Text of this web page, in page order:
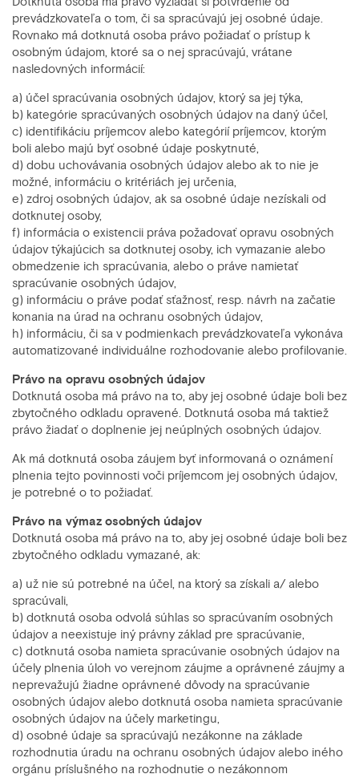
prevádzkovateľa o tom, či sa spracúvajú jej osobné údaje.
Rovnako má dotknutá osoba právo požiadať o prístup k
osobným údajom, ktoré sa o nej spracúvajú, vrátane
nasledovných informácií:
a) účel spracúvania osobných údajov, ktorý sa jej týka,
b) kategórie spracúvaných osobných údajov na daný účel,
c) identifikáciu príjemcov alebo kategórií príjemcov, ktorým
boli alebo majú byť osobné údaje poskytnuté,
d) dobu uchovávania osobných údajov alebo ak to nie je
možné, informáciu o kritériách jej určenia,
e) zdroj osobných údajov, ak sa osobné údaje nezískali od
dotknutej osoby,
f) informácia o existencii práva požadovať opravu osobných
údajov týkajúcich sa dotknutej osoby, ich vymazanie alebo
obmedzenie ich spracúvania, alebo o práve namietať
spracúvanie osobných údajov,
g) informáciu o práve podať sťažnosť, resp. návrh na začatie
konania na úrad na ochranu osobných údajov,
h) informáciu, či sa v podmienkach prevádzkovateľa vykonáva
automatizované individuálne rozhodovanie alebo profilovanie.
Právo na opravu osobných údajov
Dotknutá osoba má právo na to, aby jej osobné údaje boli bez
zbytočného odkladu opravené. Dotknutá osoba má taktiež
právo žiadať o doplnenie jej neúplných osobných údajov.
Ak má dotknutá osoba záujem byť informovaná o oznámení
plnenia tejto povinnosti voči príjemcom jej osobných údajov,
je potrebné o to požiadať.
Právo na výmaz osobných údajov
Dotknutá osoba má právo na to, aby jej osobné údaje boli bez
zbytočného odkladu vymazané, ak:
a) už nie sú potrebné na účel, na ktorý sa získali a/ alebo
spracúvali,
b) dotknutá osoba odvolá súhlas so spracúvaním osobných
údajov a neexistuje iný právny základ pre spracúvanie,
c) dotknutá osoba namieta spracúvanie osobných údajov na
účely plnenia úloh vo verejnom záujme a oprávnené záujmy a
neprevažujú žiadne oprávnené dôvody na spracúvanie
osobných údajov alebo dotknutá osoba namieta spracúvanie
osobných údajov na účely marketingu,
d) osobné údaje sa spracúvajú nezákonne na základe
rozhodnutia úradu na ochranu osobných údajov alebo iného
orgánu príslušného na rozhodnutie o nezákonnom